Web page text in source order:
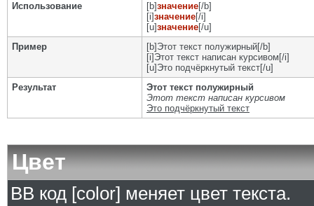
Использование [b]значение[/b]
[i]значение[/i]
[u]значение[/u]
Пример
[b]Этот текст полужирный[/b]
[i]Этот текст написан курсивом[/i]
[u]Это подчёркнутый текст[/u]
Результат
Этот текст полужирный
Этот текст написан курсивом
Это подчёркнутый текст
Цвет
BB код [color] меняет цвет текста.